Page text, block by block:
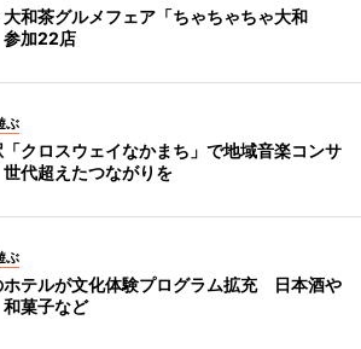
和茶グルメフェア「ちゃちゃちゃ大和
加22店
ぶ
クロスウェイなかまち」で地域音楽コンサ
代超えたつながりを
ぶ
ホテルが文化体験プログラム拡充 日本酒や
菓子など